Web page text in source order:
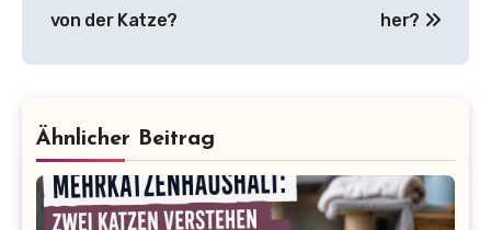
von der Katze?
her?
Ähnlicher Beitrag